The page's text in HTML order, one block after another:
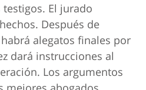
El jurado
Después de
alegatos finales por
dará instrucciones al
Los argumentos